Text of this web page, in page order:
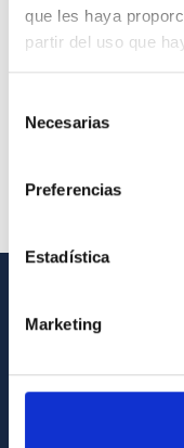
que les haya
partir del uso que
Necesarias
Preferencias
Estadística
Marketing
INFORMACIÓN GENERAL
Cómo llegar al IAC
Directorio de